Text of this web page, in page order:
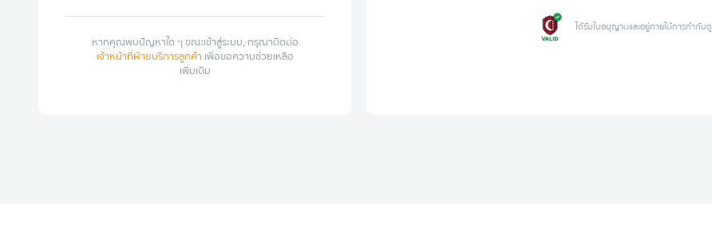
หากคุณพบปัญหาใด ๆ ขณะเข้าสู่ระบบ, กรุณาติดต่อ
เจ้าหน้าที่ฝ่ายบริการลูกค้า เพื่อขอความช่วยเหลือ
เพิ่มเติม
ได้รับใบอนุญาตและอยู่ภายใต้การกำกับ